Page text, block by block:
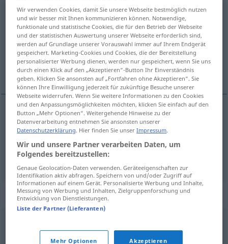
poussieren [puˈsiːrən]v/i <ohnege-> UMG REG
Übersicht aller Übersetzungen
(Für mehr Details die Übersetzung anklicken/antippen)
flirtear con
Beispiele
mit jemandem poussieren
flirtear(odtontear) conalguien
Synonyme für "poussieren"
schäkern,liebäugeln,tändeln (veraltend),turteln
Wir verwenden Cookies, damit Sie unsere Webseite bestmöglich nutzen
und wir besser mit Ihnen kommunizieren können. Notwendige,
funktionale und statistische Cookies, die für den Betrieb der Webseite
und der statistischen Auswertung unserer Webseite erforderlich sind,
werden auf Grundlage unserer Vorauswahl immer auf Ihrem Endgerät
gespeichert. Marketing-Cookies und Cookies, die der Bereitstellung
personalisierter Werbung dienen, werden nur gespeichert, wenn Sie uns
durch einen Klick auf den „Akzeptieren“-Button Ihr Einverständnis
geben. Klicken Sie ansonsten auf „Fortfahren ohne Akzeptieren“. Sie
können Ihre Einwilligung jederzeit für zukünftige Besuche unserer
Webseite widerrufen. Wenn Sie weitere Informationen zu den Cookies
und den Anpassungsmöglichkeiten möchten, klicken Sie einfach auf den
Button „Mehr Optionen“. Weitergehende Hinweise zu der
Datenverarbeitung entnehmen Sie ansonsten unserer
Datenschutzerklärung. Hier finden Sie unserImpressum.
Wir und unsere Partner verarbeiten Daten, um
Folgendes bereitzustellen:
Genaue Geolocation-Daten verwenden. Geräteeigenschaften zur
Identifikation aktiv abfragen. Speichern von und/oder Zugriff auf
Informationen auf einem Gerät. Personalisierte Werbung und Inhalte,
Messung von Werbung und Inhalten, Zielgruppenforschung und
Entwicklung von Dienstleistungen.
Liste der Partner (Lieferanten)
Mehr Optionen Akzeptieren